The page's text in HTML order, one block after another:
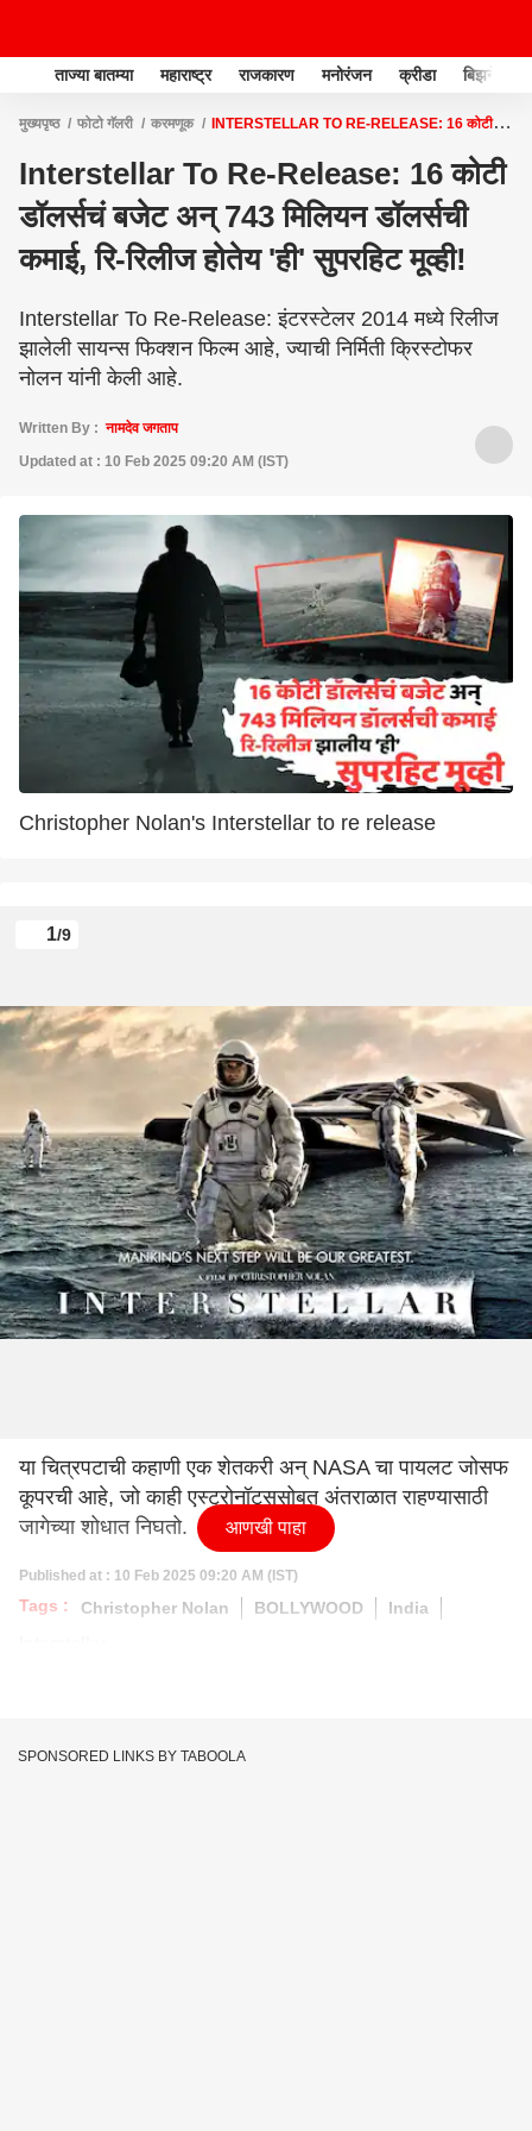
ताज्या बातम्या महाराष्ट्र राजकारण मनोरंजन क्रीडा बिझनेस
मुख्यपृष्ठ फोटो गॅलरी करमणूक
INTERSTELLAR TO RE-RELEASE: 16 कोटी
Interstellar To Re-Release: 16 कोटी
डॉलर्सचं बजेट अन् 743 मिलियन डॉलर्सची
कमाई, रि-रिलीज होतेय 'ही' सुपरहिट मूव्ही!
Interstellar To Re-Release: इंटरस्टेलर 2014 मध्ये रिलीज
झालेली सायन्स फिक्शन फिल्म आहे, ज्याची निर्मिती क्रिस्टोफर
नोलन यांनी केली आहे.
Written By :नामदेव जगताप
Updated at : 10 Feb 2025 09:20 AM (IST)
Christopher Nolan's Interstellar to re release
1/9
या चित्रपटाची कहाणी एक शेतकरी अन् NASA चा पायलट जोसफ
कूपरची आहे, जो काही एस्ट्रोनॉट्ससोबत अंतराळात राहण्यासाठी
जागेच्या शोधात निघतो.
Published at : 10 Feb 2025 09:20 AM (IST)
Tags : Christopher Nolan BOLLYWOOD
India
आणखी पाहा
SPONSORED LINKS BY TABOOLA